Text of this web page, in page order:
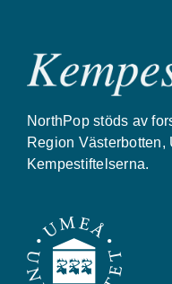
NorthPop stöds av
Region Västerbotten,
Kempestiftelserna.